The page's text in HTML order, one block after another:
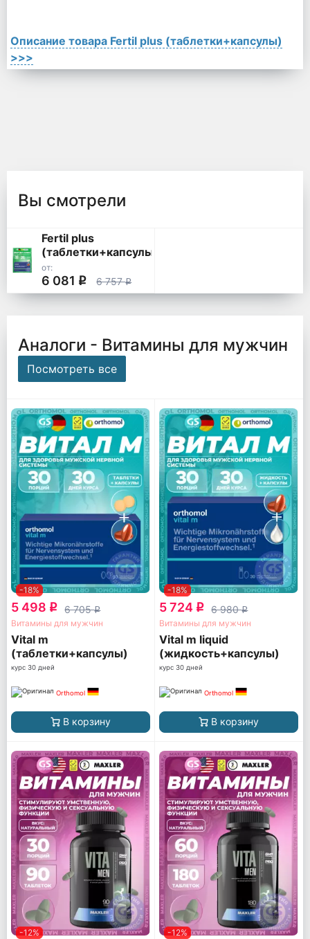
Описание товара Fertil plus (таблетки+капсулы)
>>>
Вы смотрели
Fertil plus
(таблетки+капсулы)
от:
6 081 q 6 757q
Аналоги - Витамины для мужчин
Посмотреть все
-18%
5 498 q 6 705q
Витамины для мужчин
Vital m
(таблетки+капсулы)
курс 30 дней
Orthomol
В корзину
-18%
5 724 q 6 980q
Витамины для мужчин
Vital m liquid
(жидкость+капсулы)
курс 30 дней
Orthomol
В корзину
-12% -12%